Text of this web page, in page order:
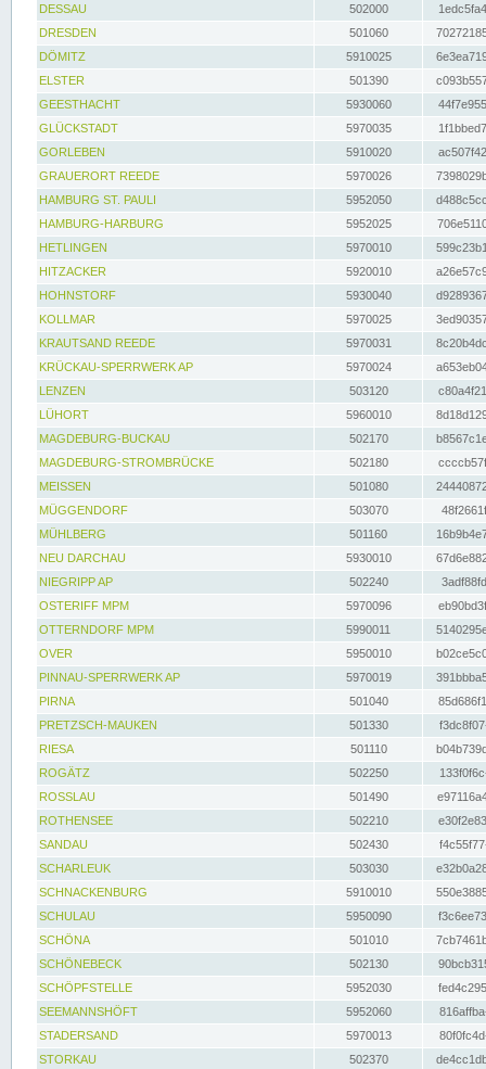
DESSAU
502000
DRESDEN
501060
DÖMITZ
5910025
ELSTER
501390
GEESTHACHT
5930060
GLÜCKSTADT
5970035
GORLEBEN
5910020
GRAUERORT REEDE
5970026
HAMBURG ST. PAULI
5952050
HAMBURG-HARBURG
5952025
HETLINGEN
5970010
HITZACKER
5920010
HOHNSTORF
5930040
KOLLMAR
5970025
KRAUTSAND REEDE
5970031
KRÜCKAU-SPERRWERK AP
5970024
LENZEN
503120
LÜHORT
5960010
MAGDEBURG-BUCKAU
502170
MAGDEBURG-STROMBRÜCKE
502180
MEISSEN
501080
MÜGGENDORF
503070
MÜHLBERG
501160
NEU DARCHAU
5930010
NIEGRIPP AP
502240
OSTERIFF MPM
5970096
OTTERNDORF MPM
5990011
OVER
5950010
PINNAU-SPERRWERK AP
5970019
PIRNA
501040
PRETZSCH-MAUKEN
501330
RIESA
501110
ROGÄTZ
502250
ROSSLAU
501490
ROTHENSEE
502210
SANDAU
502430
SCHARLEUK
503030
SCHNACKENBURG
5910010
SCHULAU
5950090
SCHÖNA
501010
SCHÖNEBECK
502130
SCHÖPFSTELLE
5952030
SEEMANNSHÖFT
5952060
STADERSAND
5970013
STORKAU
502370